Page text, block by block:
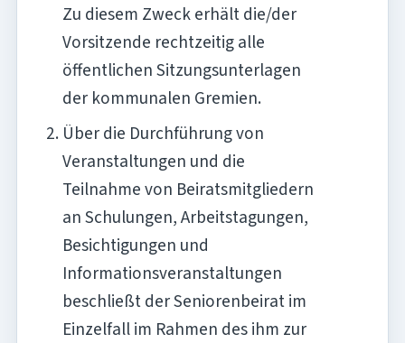
Zu diesem Zweck erhält die/der
Vorsitzende rechtzeitig alle
öffentlichen Sitzungsunterlagen
der kommunalen Gremien.
Über die Durchführung von
Veranstaltungen und die
Teilnahme von Beiratsmitgliedern
an Schulungen, Arbeitstagungen,
Besichtigungen und
Informationsveranstaltungen
beschließt der Seniorenbeirat im
Einzelfall im Rahmen des ihm zur